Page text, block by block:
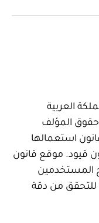
العربية
المؤلف
استعمالها
قيود. موقع قانون
المستخدمين
للتحقق من دقة